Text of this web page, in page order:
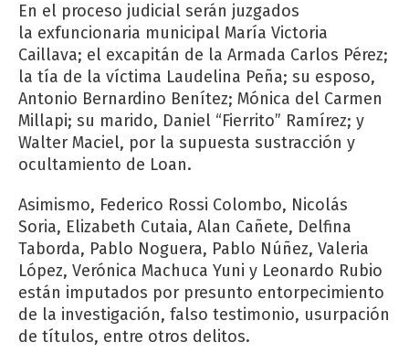
En el proceso judicial serán juzgados
la exfuncionaria municipal María Victoria
Caillava; el excapitán de la Armada Carlos Pérez;
la tía de la víctima Laudelina Peña; su esposo,
Antonio Bernardino Benítez; Mónica del Carmen
Millapi; su marido, Daniel “Fierrito” Ramírez; y
Walter Maciel, por la supuesta sustracción y
ocultamiento de Loan.
Asimismo, Federico Rossi Colombo, Nicolás
Soria, Elizabeth Cutaia, Alan Cañete, Delfina
Taborda, Pablo Noguera, Pablo Núñez, Valeria
López, Verónica Machuca Yuni y Leonardo Rubio
están imputados por presunto entorpecimiento
de la investigación, falso testimonio, usurpación
de títulos, entre otros delitos.